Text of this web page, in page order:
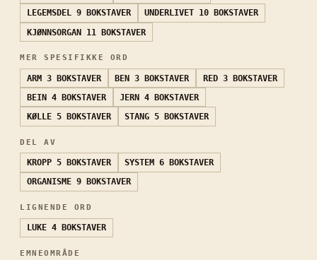
LEGEMSDEL 9 BOKSTAVER UNDERLIVET 10 BOKSTAVER
KJØNNSORGAN 11 BOKSTAVER
MER SPESIFIKKE ORD
ARM 3 BOKSTAVER BEN 3 BOKSTAVER RED 3 BOKSTAVER
BEIN 4 BOKSTAVER JERN 4 BOKSTAVER
KØLLE 5 BOKSTAVER STANG 5 BOKSTAVER
DEL AV
KROPP 5 BOKSTAVER SYSTEM 6 BOKSTAVER
ORGANISME 9 BOKSTAVER
LIGNENDE ORD
LUKE 4 BOKSTAVER
EMNEOMRÅDE